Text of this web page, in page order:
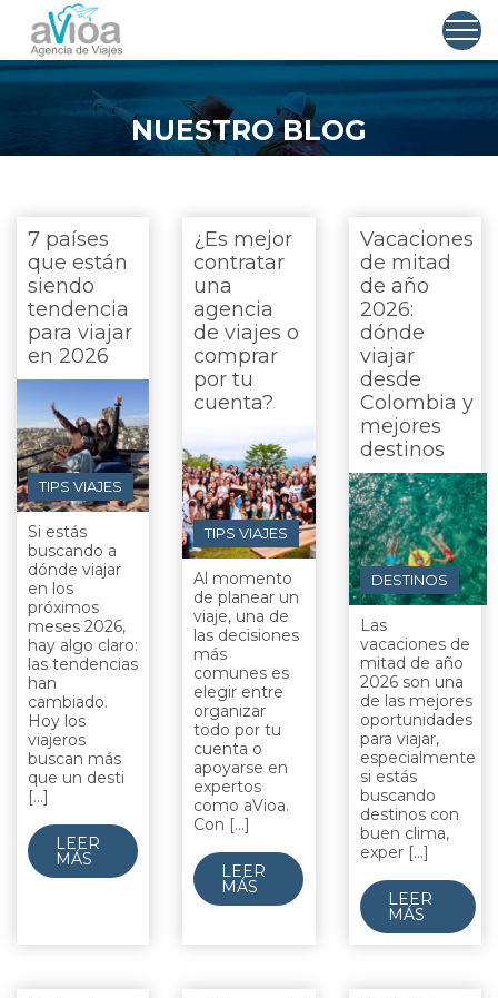
NUESTRO BLOG
7 países
que están
siendo
tendencia
para viajar
en 2026
TIPS VIAJES
Si estás
buscando a
dónde viajar
en los
próximos
meses 2026,
hay algo claro:
las tendencias
han
cambiado.
Hoy los
viajeros
buscan más
que un desti
[...]
LEER
MÁS
¿Es mejor
contratar
una
agencia
de viajes o
comprar
por tu
cuenta?
TIPS VIAJES
Al momento
de planear un
viaje, una de
las decisiones
más
comunes es
elegir entre
organizar
todo por tu
cuenta o
apoyarse en
expertos
como aVioa.
Con [...]
LEER
MÁS
Vacaciones
de mitad
de año
2026:
dónde
viajar
desde
Colombia y
mejores
destinos
DESTINOS
Las
vacaciones de
mitad de año
2026 son una
de las mejores
oportunidades
para viajar,
especialmente
si estás
buscando
destinos con
buen clima,
exper [...]
LEER
MÁS